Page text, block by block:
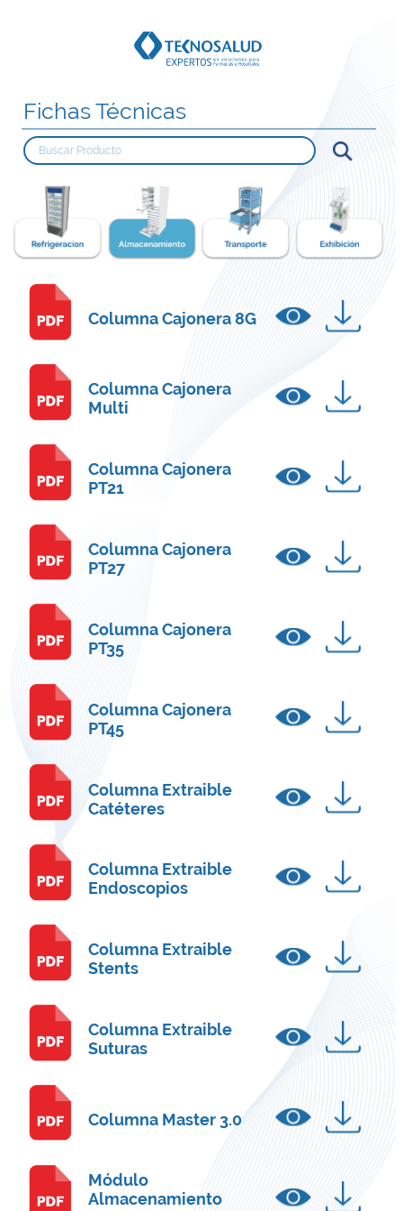
Fichas Técnicas
Columna Cajonera 8G
Columna Cajonera
Multi
Columna Cajonera
PT21
Columna Cajonera
PT27
Columna Cajonera
PT35
Columna Cajonera
PT45
Columna Extraible
Catéteres
Columna Extraible
Endoscopios
Columna Extraible
Stents
Columna Extraible
Suturas
Columna Master 3.0
Módulo
Almacenamiento